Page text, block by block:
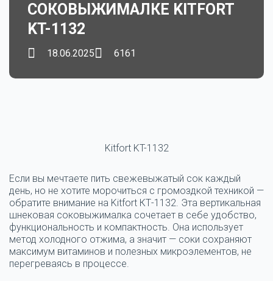
СОКОВЫЖИМАЛКЕ KITFORT
KT-1132
18.06.2025 6161
Kitfort KT-1132
Если вы мечтаете пить свежевыжатый сок каждый
день, но не хотите морочиться с громоздкой техникой —
обратите внимание на Kitfort КТ-1132. Эта вертикальная
шнековая соковыжималка сочетает в себе удобство,
функциональность и компактность. Она использует
метод холодного отжима, а значит — соки сохраняют
максимум витаминов и полезных микроэлементов, не
перегреваясь в процессе.